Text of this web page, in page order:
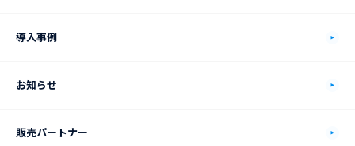
機能
ソリューションマップ
導入事例
お知らせ
販売パートナー